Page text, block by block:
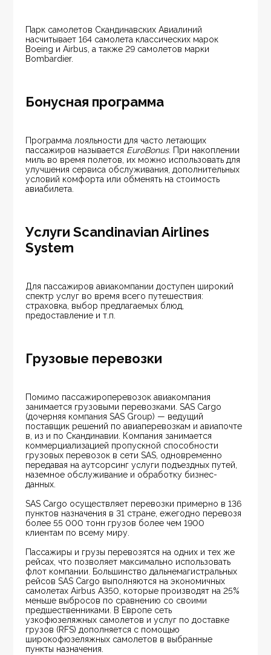
Парк самолетов Скандинавских Авиалиний
насчитывает 164 самолета классических марок
Boeing и Airbus, а также 29 самолетов марки
Bombardier.
Бонусная программа
Программа лояльности для часто летающих
пассажиров называется EuroBonus. При накоплении
миль во время полетов, их можно использовать для
улучшения сервиса обслуживания, дополнительных
условий комфорта или обменять на стоимость
авиабилета.
Услуги Scandinavian Airlines
System
Для пассажиров авиакомпании доступен широкий
спектр услуг во время всего путешествия:
страховка, выбор предлагаемых блюд,
предоставление и т.п.
Грузовые перевозки
Помимо пассажироперевозок авиакомпания
занимается грузовыми перевозками. SAS Cargo
(дочерняя компания SAS Group) — ведущий
поставщик решений по авиаперевозкам и авиапочте
в, из и по Скандинавии. Компания занимается
коммерциализацией пропускной способности
грузовых перевозок в сети SAS, одновременно
передавая на аутсорсинг услуги подъездных путей,
наземное обслуживание и обработку бизнес-
данных.
SAS Cargo осуществляет перевозки примерно в 136
пунктов назначения в 31 стране, ежегодно перевозя
более 55 000 тонн грузов более чем 1900
клиентам по всему миру.
Пассажиры и грузы перевозятся на одних и тех же
рейсах, что позволяет максимально использовать
флот компании. Большинство дальнемагистральных
рейсов SAS Cargo выполняются на экономичных
самолетах Airbus A350, которые производят на 25%
меньше выбросов по сравнению со своими
предшественниками. В Европе сеть
узкофюзеляжных самолетов и услуг по доставке
грузов (RFS) дополняется с помощью
широкофюзеляжных самолетов в выбранные
пункты назначения.